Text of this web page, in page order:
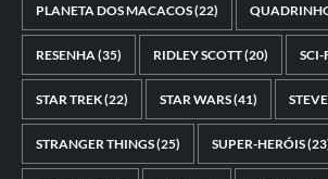
PLANETA DOS MACACOS(22)
RESENHA(35) RIDLEY SCOTT(20) SCI-
STAR TREK(22) STAR WARS(41)
STRANGER THINGS(25) SUPER-HERÓIS